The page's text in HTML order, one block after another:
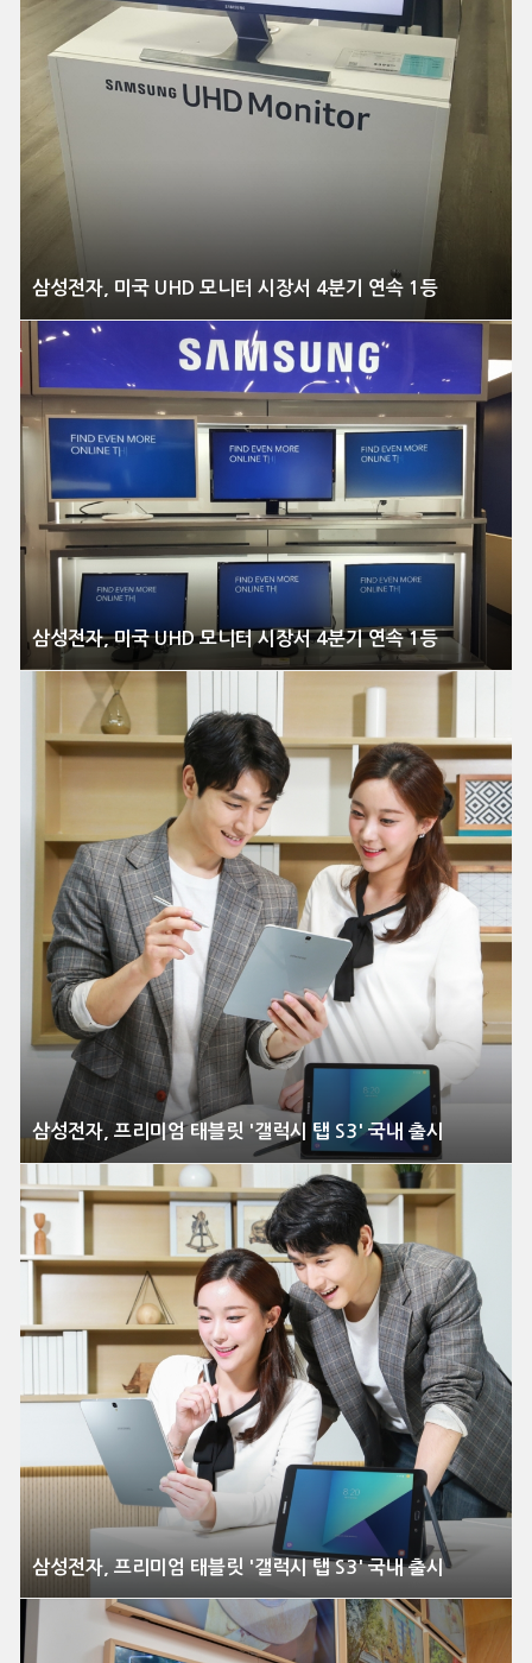
삼성전자, 미국 UHD 모니터 시장서 4분기 연속 1등
삼성전자, 미국 UHD 모니터 시장서 4분기 연속 1등
삼성전자, 프리미엄 태블릿 '갤럭시 탭 S3' 국내 출시
삼성전자, 프리미엄 태블릿 '갤럭시 탭 S3' 국내 출시